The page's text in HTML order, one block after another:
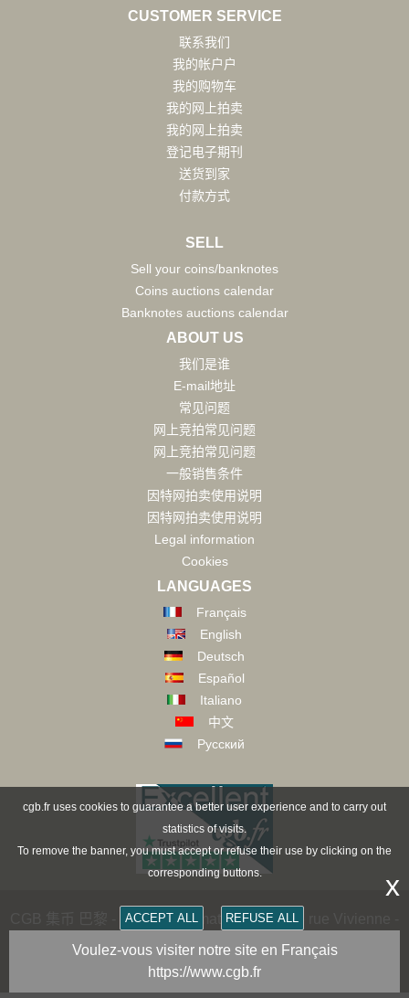
CUSTOMER SERVICE
联系我们
我的帐户户
我的购物车
我的网上拍卖
我的网上拍卖
登记电子期刊
送货到家
付款方式
SELL
Sell your coins/banknotes
Coins auctions calendar
Banknotes auctions calendar
ABOUT US
我们是谁
E-mail地址
常见问题
网上竞拍常见问题
网上竞拍常见问题
一般销售条件
因特网拍卖使用说明
因特网拍卖使用说明
Legal information
Cookies
LANGUAGES
Français
English
Deutsch
Español
Italiano
中文
Русский
CGB 集币 巴黎 - CGB Numismatics Paris - 36 rue Vivienne -
75002 PARIS FRANCE -contact@cgb.fr
Copyright @1997-2025 - All Rights Reserved
cgb.fr uses cookies to guarantee a better user experience and to carry out
statistics of visits.
To remove the banner, you must accept or refuse their use by clicking on the
corresponding buttons.
ACCEPT ALL REFUSE ALL
x
Voulez-vous visiter notre site en Français
https://www.cgb.fr